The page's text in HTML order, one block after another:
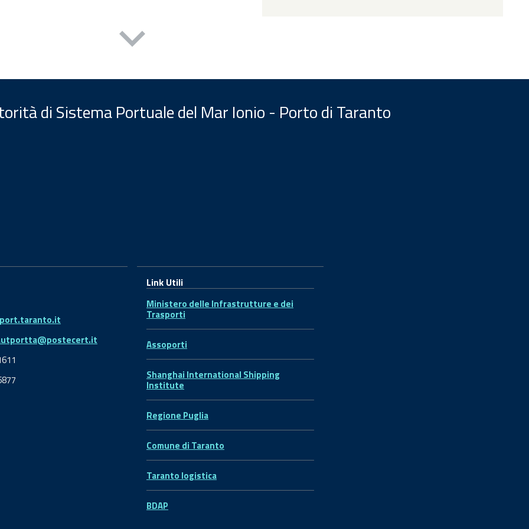
di Sistema Portuale del Mar Ionio - Porto di Taranto
Link Utili
Ministero delle Infrastrutture e dei
Trasporti
Assoporti
Shanghai International Shipping
Institute
Regione Puglia
Comune di Taranto
Taranto logistica
BDAP